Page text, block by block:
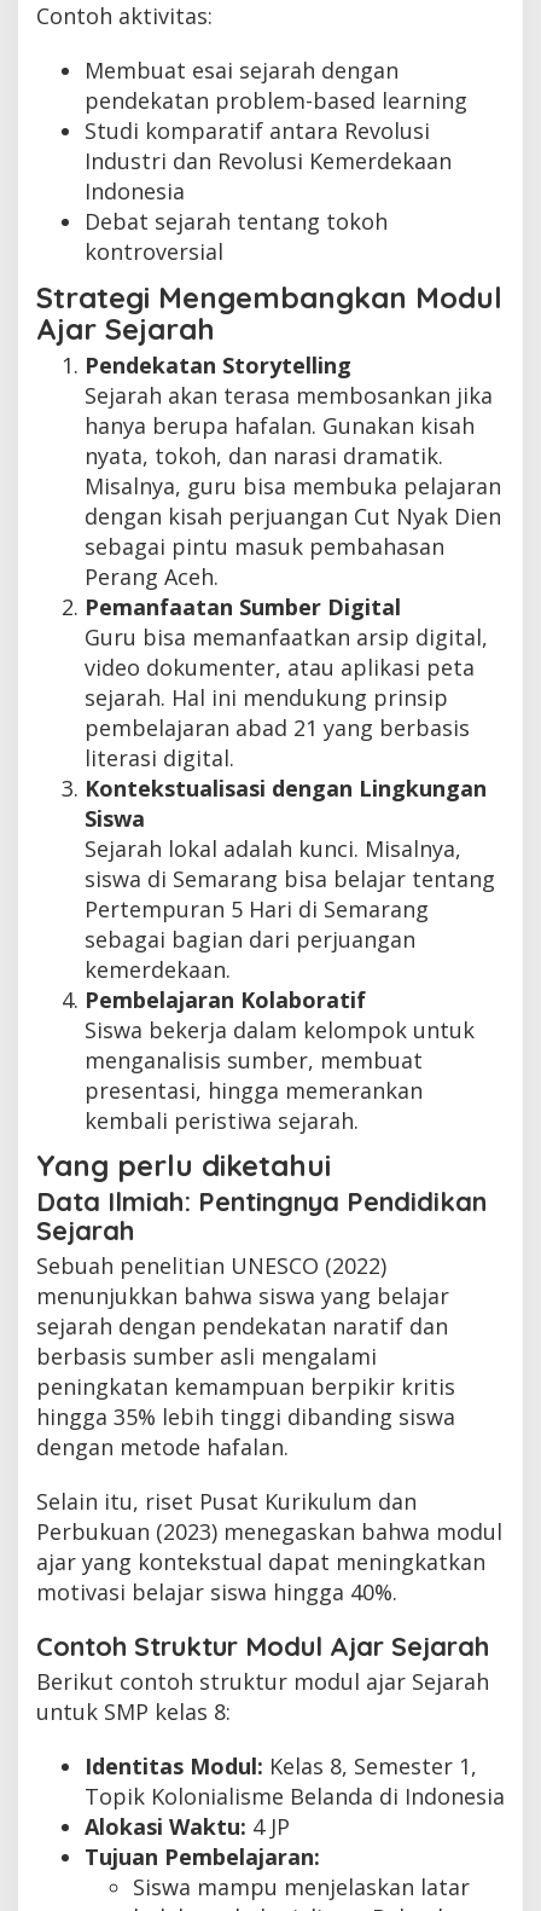
Contoh aktivitas:
Membuat esai sejarah dengan
pendekatan problem-based learning
Studi komparatif antara Revolusi
Industri dan Revolusi Kemerdekaan
Indonesia
Debat sejarah tentang tokoh
kontroversial
Strategi Mengembangkan Modul
Ajar Sejarah
Pendekatan Storytelling
Sejarah akan terasa membosankan jika
hanya berupa hafalan. Gunakan kisah
nyata, tokoh, dan narasi dramatik.
Misalnya, guru bisa membuka pelajaran
dengan kisah perjuangan Cut Nyak Dien
sebagai pintu masuk pembahasan
Perang Aceh.
Pemanfaatan Sumber Digital
Guru bisa memanfaatkan arsip digital,
video dokumenter, atau aplikasi peta
sejarah. Hal ini mendukung prinsip
pembelajaran abad 21 yang berbasis
literasi digital.
Kontekstualisasi dengan Lingkungan
Siswa
Sejarah lokal adalah kunci. Misalnya,
siswa di Semarang bisa belajar tentang
Pertempuran 5 Hari di Semarang
sebagai bagian dari perjuangan
kemerdekaan.
Pembelajaran Kolaboratif
Siswa bekerja dalam kelompok untuk
menganalisis sumber, membuat
presentasi, hingga memerankan
kembali peristiwa sejarah.
Yang perlu diketahui
Data Ilmiah: Pentingnya Pendidikan
Sejarah
Sebuah penelitian UNESCO (2022)
menunjukkan bahwa siswa yang belajar
sejarah dengan pendekatan naratif dan
berbasis sumber asli mengalami
peningkatan kemampuan berpikir kritis
hingga 35% lebih tinggi dibanding siswa
dengan metode hafalan.
Selain itu, riset Pusat Kurikulum dan
Perbukuan (2023) menegaskan bahwa modul
ajar yang kontekstual dapat meningkatkan
motivasi belajar siswa hingga 40%.
Contoh Struktur Modul Ajar Sejarah
Berikut contoh struktur modul ajar Sejarah
untuk SMP kelas 8:
Identitas Modul: Kelas 8, Semester 1,
Topik Kolonialisme Belanda di Indonesia
Alokasi Waktu: 4 JP
Tujuan Pembelajaran:
Siswa mampu menjelaskan latar